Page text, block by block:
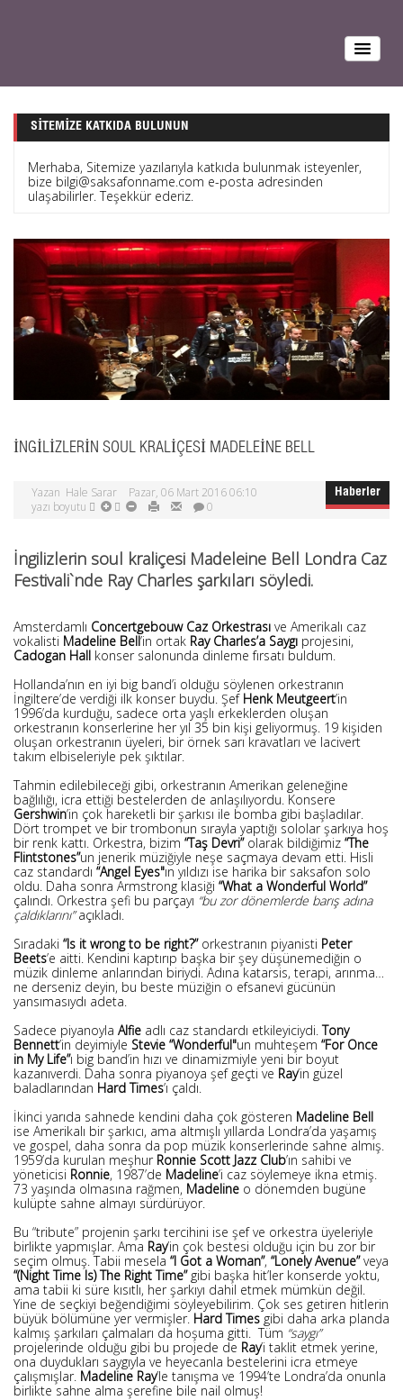
SITEMIZE KATKIDA BULUNUN
Merhaba, Sitemize yazılarıyla katkıda bulunmak isteyenler,
bize bilgi@saksafonname.com e-posta adresinden
ulaşabilirler. Teşekkür ederiz.
İNGILIZLERIN SOUL KRALIÇESI MADELEINE BELL
Haberler
Yazan Hale Sarar
Pazar, 06 Mart 2016 06:10
yazı boyutu
0
İngilizlerin soul kraliçesi Madeleine Bell Londra Caz
Festivali`nde Ray Charles şarkıları söyledi.
Amsterdamlı Concertgebouw Caz Orkestrası ve Amerikalı caz
vokalisti Madeline Bell’in ortak Ray Charles’a Saygı projesini,
Cadogan Hall konser salonunda dinleme fırsatı buldum.
Hollanda’nın en iyi big band’i olduğu söylenen orkestranın
İngiltere’de verdiği ilk konser buydu. Şef Henk Meutgeert’in
1996’da kurduğu, sadece orta yaşlı erkeklerden oluşan
orkestranın konserlerine her yıl 35 bin kişi geliyormuş. 19 kişiden
oluşan orkestranın üyeleri, bir örnek sarı kravatları ve lacivert
takım elbiseleriyle pek şıktılar.
Tahmin edilebileceği gibi, orkestranın Amerikan geleneğine
bağlılığı, icra ettiği bestelerden de anlaşılıyordu. Konsere
Gershwin’in çok hareketli bir şarkısı ile bomba gibi başladılar.
Dört trompet ve bir trombonun sırayla yaptığı sololar şarkıya hoş
bir renk kattı. Orkestra, bizim “Taş Devri”olarak bildiğimiz “The
Flintstones”un jenerik müziğiyle neşe saçmaya devam etti. Hisli
caz standardı “Angel Eyes"ın yıldızı ise harika bir saksafon solo
oldu. Daha sonra Armstrong klasiği “What a Wonderful World”
çalındı. Orkestra şefi bu parçayı “bu zor dönemlerde barış adına
çaldıklarını”açıkladı.
Sıradaki “Is it wrong to be right?”orkestranın piyanisti Peter
Beets’e aitti. Kendini kaptırıp başka bir şey düşünemediğin o
müzik dinleme anlarından biriydi. Adına katarsis, terapi, arınma…
ne derseniz deyin, bu beste müziğin o efsanevi gücünün
yansımasıydı adeta.
Sadece piyanoyla Alfie adlı caz standardı etkileyiciydi.Tony
Bennett’in deyimiyle Stevie “Wonderful"un muhteşem “For Once
in My Life”ı big band’in hızı ve dinamizmiyle yeni bir boyut
kazanıverdi. Daha sonra piyanoya şef geçti ve Ray’in güzel
baladlarından Hard Times’ı çaldı.
İkinci yarıda sahnede kendini daha çok gösteren Madeline Bell
ise Amerikalı bir şarkıcı, ama altmışlı yıllarda Londra’da yaşamış
ve gospel, daha sonra da pop müzik konserlerinde sahne almış.
1959’da kurulan meşhur Ronnie Scott Jazz Club’ın sahibi ve
yöneticisi Ronnie, 1987’de Madeline’i caz söylemeye ikna etmiş.
73 yaşında olmasına rağmen, Madeline o dönemden bugüne
kulüpte sahne almayı sürdürüyor.
Bu “tribute” projenin şarkı tercihini ise şef ve orkestra üyeleriyle
birlikte yapmışlar. Ama Ray’in çok bestesi olduğu için bu zor bir
seçim olmuş. Tabii mesela “I Got a Woman”, “Lonely Avenue”veya
“(Night Time Is) The Right Time”gibi başka hit’ler konserde yoktu,
ama tabii ki süre kısıtlı, her şarkıyı dahil etmek mümkün değil.
Yine de seçkiyi beğendiğimi söyleyebilirim. Çok ses getiren hitlerin
büyük bölümüne yer vermişler. Hard Times gibi daha arka planda
kalmış şarkıları çalmaları da hoşuma gitti. Tüm “saygı”
projelerinde olduğu gibi bu projede de Ray’i taklit etmek yerine,
ona duydukları saygıyla ve heyecanla bestelerini icra etmeye
çalışmışlar. Madeline Ray’le tanışma ve 1994’te Londra’da onunla
birlikte sahne alma şerefine bile nail olmuş!